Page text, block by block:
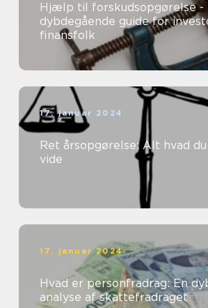
Hjælp til forskudsopgørelse -
dybdegående guide for
finansfolk
17. januar 2024
Ret årsopgørelse: Alt hvad
vide
17. januar 2024
Hvad er personfradrag: En
analyse af skattefradraget